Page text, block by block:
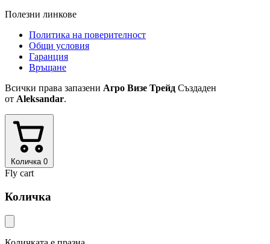
Полезни линкове
Политика на поверителност
Общи условия
Гаранция
Връщане
Всички права запазени Агро Визе Трейд Създаден
от Aleksandar.
Количка 0
Fly cart
Количка